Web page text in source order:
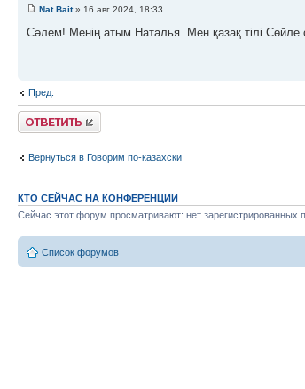
Nat Bait» 16 авг 2024, 18:33
Сәлем! Менің атым Наталья. Мен қазақ тілі
Пред.
Ответить
Вернуться в Говорим по-казахски
КТО СЕЙЧАС НА КОНФЕРЕНЦИИ
Сейчас этот форум просматривают: нет зарегистрированных
Список форумов